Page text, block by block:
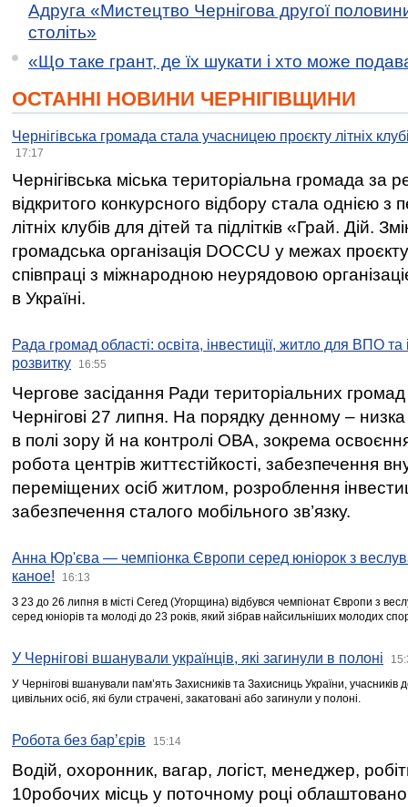
Адруга «Мистецтво Чернігова другої
століть»
«Що таке грант, де їх шукати і хто може
ОСТАННІ НОВИНИ ЧЕРНІГІВЩИНИ
Чернігівська громада стала учасницею проєкту літніх
17:17
Чернігівська міська територіальна громада за
відкритого конкурсного відбору стала однією
літніх клубів для дітей та підлітків «Грай. Дій.
громадська організація DOCCU у межах
співпраці з міжнародною неурядовою
в Україні.
Рада громад області: освіта, інвестиції, житло для ВПО
розвитку
16:55
Чергове засідання Ради територіальних громад
Чернігові 27 липня. На порядку денному –
в полі зору й на контролі ОВА, зокрема освоєння
робота центрів життєстійкості, забезпечення
переміщених осіб житлом, розроблення
забезпечення сталого мобільного зв’язку.
Анна Юр'єва — чемпіонка Європи серед юніорок з
каное!
16:13
З 23 до 26 липня в місті Сегед (Угорщина) відбувся чемпіонат Європи з
серед юніорів та молоді до 23 років, який зібрав найсильніших молодих
У Чернігові вшанували українців, які загинули в полоні
У Чернігові вшанували пам’ять Захисників та Захисниць України,
цивільних осіб, які були страчені, закатовані або загинули у полоні.
Робота без бар’єрів 15:14
Водій, охоронник, вагар, логіст, менеджер,
10робочих місць у поточному році